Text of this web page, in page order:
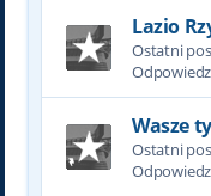
Lazio
Ostatni
Wasze
Ostatni